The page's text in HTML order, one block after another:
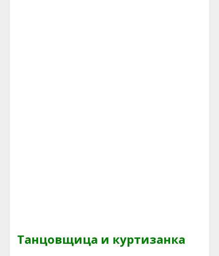
Танцовщица и куртизанка